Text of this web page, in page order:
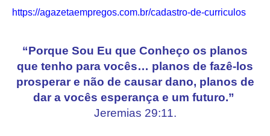
https://agazetaempregos.com.br/cadastro-de-curriculos
“Porque Sou Eu que Conheço os planos
que tenho para vocês… planos de fazê-los
prosperar e não de causar dano, planos de
dar a vocês esperança e um futuro.”
Jeremias 29:11.